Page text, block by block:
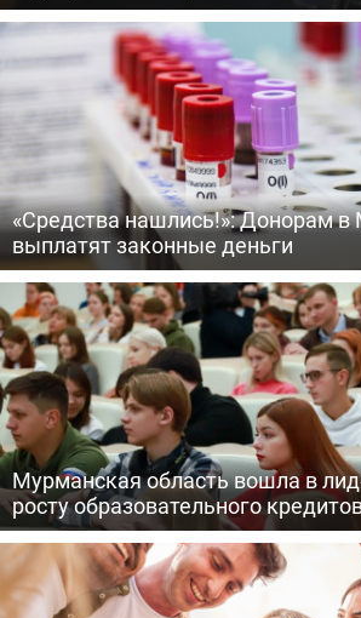
«Средства нашлись!»: Донорам в
выплатят законные деньги
Мурманская область вошла в
росту образовательного